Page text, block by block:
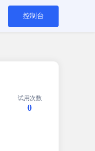
试用次数
0
控制台